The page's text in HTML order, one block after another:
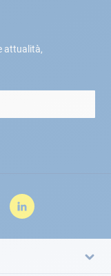
attualità,